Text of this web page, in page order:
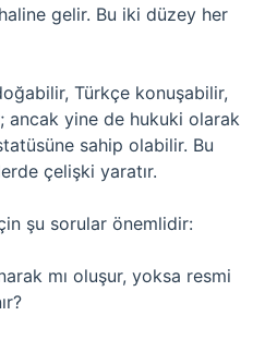
gelir. Bu iki düzey her
Türkçe konuşabilir,
ancak yine de hukuki olarak
sahip olabilir. Bu
çelişki yaratır.
şu sorular önemlidir:
mı oluşur, yoksa resmi